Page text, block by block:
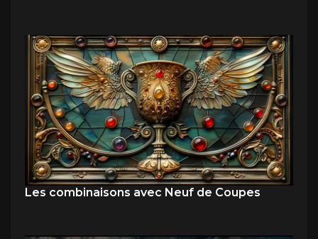
Les combinaisons avec Neuf de Coupes